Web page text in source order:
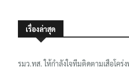
เรื่องล่าสุด